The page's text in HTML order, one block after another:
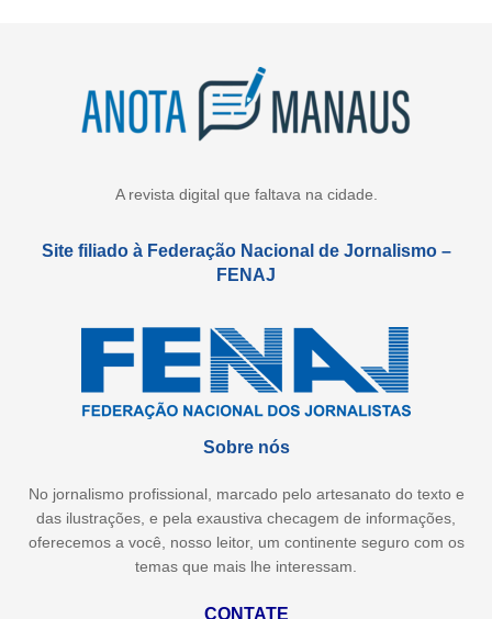
A revista digital que faltava na cidade.
Site filiado à Federação Nacional de Jornalismo –
FENAJ
Sobre nós
No jornalismo profissional, marcado pelo artesanato do texto e
das ilustrações, e pela exaustiva checagem de informações,
oferecemos a você, nosso leitor, um continente seguro com os
temas que mais lhe interessam.
CONTATE